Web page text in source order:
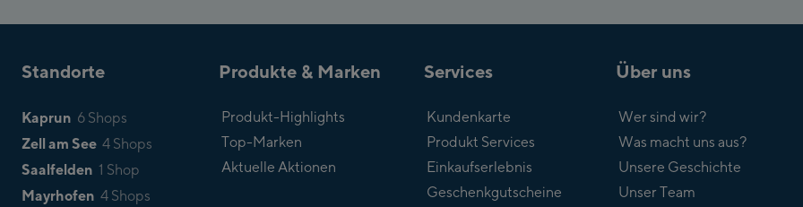
Standorte
Kaprun 6 Shops
Zell am See 4 Shops
Saalfelden 1 Shop
Mayrhofen 4 Shops
Produkte & Marken
Produkt-Highlights
Top-Marken
Aktuelle Aktionen
Services
Kundenkarte
Produkt Services
Einkaufserlebnis
Geschenkgutscheine
Über uns
Wer sind wir?
Was macht uns aus?
Unsere Geschichte
Unser Team